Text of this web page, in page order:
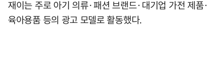
재이는 주로 아기 의류·패션 브랜드·대기업 가전 제품·
육아용품 등의 광고 모델로 활동했다.